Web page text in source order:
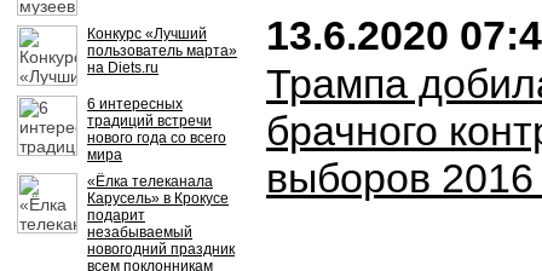
Конкурс «Лучший
пользователь марта»
на Diets.ru
6 интересных
традиций встречи
нового года со всего
мира
«Ёлка телеканала
Карусель» в Крокусе
подарит
незабываемый
новогодний праздник
всем поклонникам
13.6.2020
Трампа
брачного
выборов 2016